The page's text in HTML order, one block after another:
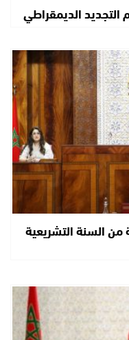
الديمقراطي
من السنة التشريعية